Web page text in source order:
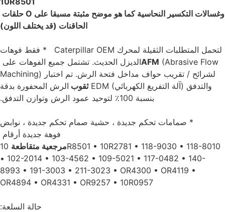
‏ حلقات ‏‏O وغسالات التكسير النحاسية كما هو موضح مثبتة مسبقا على
الحاقنات (قد يختلف اللون)‏
‏ ‏‏ * فقط فوهات Caterpillar OEM لتحمل المتطلبات الثقيلة لمحرك
الديزل الحديث. تشتمل جميع الفوهات على ‏
Machining) لشرائح / تقريب حواف مداخل فتحة الرش. ‏‏تم اختبار
‏ثقوب ‏ ‏الرش المحفورة بدقة EDM (آلة التفريغ الكهربائي) والتدفق
بنسبة 100٪ لتوحيد عمود الرش وتوازن التدفق.‏
‏ * صمامات تحكم جديدة ، حشية صمام تحكم جديدة ، نوابض‏
‏ فوهة جديدة ‏‏أرقام ‏
‏مرجعية متقاطعة‏ ‏ 10R8501 • 10R2781 • 118-9030 • 118-8010
• 102-2014 • 103-4562 • 109-5021 • 117-0482 • 140-
8993 • 191-3003 • 211-3023 • OR4300 • OR4119 •
‏ ‏‏حالة السلعة:‏